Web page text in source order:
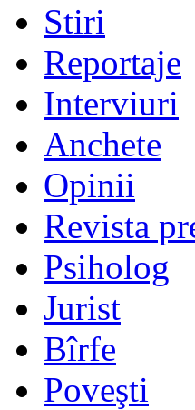
Stiri
Reportaje
Interviuri
Anchete
Opinii
Revista
Psiholog
Jurist
Bîrfe
Poveşti